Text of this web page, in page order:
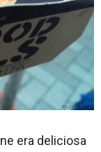
era deliciosa